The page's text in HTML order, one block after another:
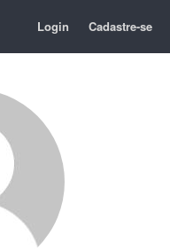
Login Cadastre-se